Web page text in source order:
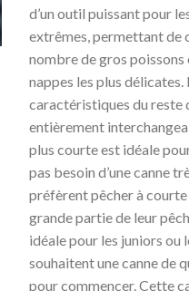
d’un outil puissant pour
extrêmes, permettant de
nombre de gros poissons
nappes les plus
caractéristiques du reste
entièrement
plus courte est idéale
pas besoin d’une canne
préfèrent pêcher à
grande partie de leur
idéale pour les juniors ou
souhaitent une canne de
pour commencer. Cette